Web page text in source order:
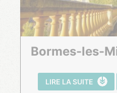
Bormes-les-
LIRE LA SUITE